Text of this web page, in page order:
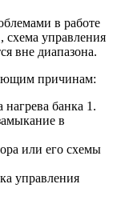
в работе
схема управления
вне диапазона.
причинам:
банка 1.
в
или его схемы
управления